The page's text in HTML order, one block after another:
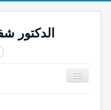
الدكتور
تبديل
المتصفح